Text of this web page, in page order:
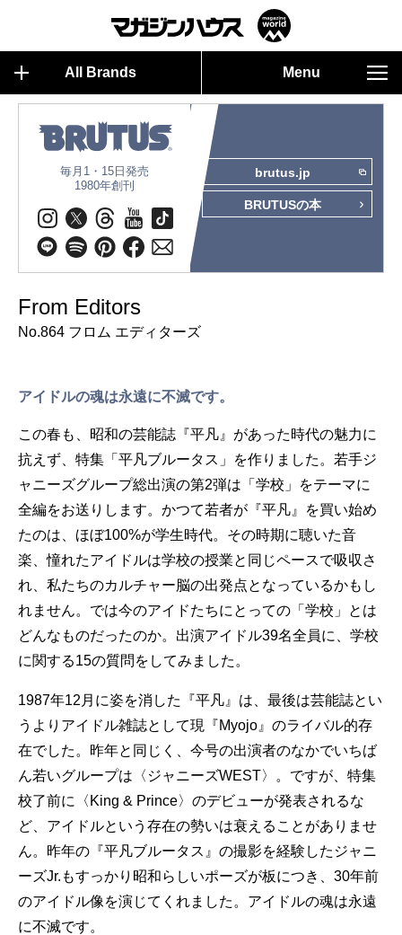
All Brands Menu
毎月1・15日発売
1980年創刊
brutus.jp
BRUTUSの本
From Editors
No.864 フロム エディターズ
アイドルの魂は永遠に不滅です。
この春も、昭和の芸能誌『平凡』があった時代の魅力に
抗えず、特集「平凡ブルータス」を作りました。若手ジ
ャニーズグループ総出演の第2弾は「学校」をテーマに
全編をお送りします。かつて若者が『平凡』を買い始め
たのは、ほぼ100%が学生時代。その時期に聴いた音
楽、憧れたアイドルは学校の授業と同じペースで吸収さ
れ、私たちのカルチャー脳の出発点となっているかもし
れません。では今のアイドたちにとっての「学校」とは
どんなものだったのか。出演アイドル39名全員に、学校
に関する15の質問をしてみました。
1987年12月に姿を消した『平凡』は、最後は芸能誌とい
うよりアイドル雑誌として現『Myojo』のライバル的存
在でした。昨年と同じく、今号の出演者のなかでいちば
ん若いグループは〈ジャニーズWEST〉。ですが、特集
校了前に〈King & Prince〉のデビューが発表されるな
ど、アイドルという存在の勢いは衰えることがありませ
ん。昨年の『平凡ブルータス』の撮影を経験したジャニ
ーズJr.もすっかり昭和らしいポーズが板につき、30年前
のアイドル像を演じてくれました。アイドルの魂は永遠
に不滅です。